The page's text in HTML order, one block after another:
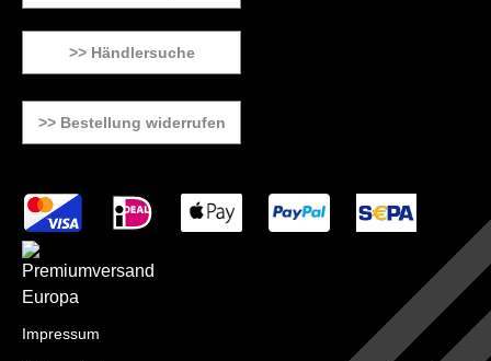
>> Händlersuche
>> Bestellung widerrufen
Impressum